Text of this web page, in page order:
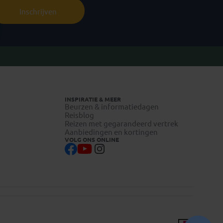
Inschrijven
INSPIRATIE & MEER
Beurzen & informatiedagen
Reisblog
Reizen met gegarandeerd vertrek
Aanbiedingen en kortingen
VOLG ONS ONLINE